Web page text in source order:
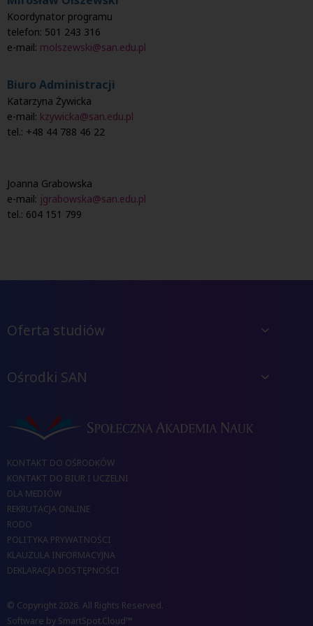
uzyskanie pozytywnego wyniku rozmowy kwalifikacyjnej
udokumentowane doświadczenie zawodowe
rejestracja on-line: e-rekrutacja
złożenie kompletnej dokumentacji tj.:
formularza rekrutacyjnego na studia podyplomowe;
kserokopii oryginału lub odpisu dyplomu ukończenia
studiów I lub II stopnia lub studiów jednolitych
dokumentów potwierdzających kwalifikacje, których
posiadanie przewiduje program danych studiów
podyplomowych;
Koordynator programu
telefon: 501 243 316
e-mail: molszewski@san.edu.pl
Biuro Administracji
Katarzyna Żywicka
e-mail: kzywicka@san.edu.pl
tel.: +48 44 788 46 22
Joanna Grabowska
e-mail: jgrabowska@san.edu.pl
tel.: 604 151 799
Oferta studiów
Ośrodki SAN
KONTAKT DO OŚRODKÓW
KONTAKT DO BIUR I UCZELNI
DLA MEDIÓW
REKRUTACJA ONLINE
RODO
POLITYKA PRYWATNOŚCI
KLAUZULA INFORMACYJNA
DEKLARACJA DOSTĘPNOŚCI
© Copyright 2026. All Rights Reserved.
Software by SmartSpot.Cloud™